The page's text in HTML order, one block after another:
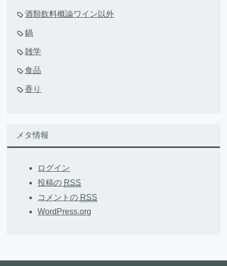
酒類飲料概論ワイン以外
鍋
雑学
食品
香り
メタ情報
ログイン
投稿の RSS
コメントの RSS
WordPress.org